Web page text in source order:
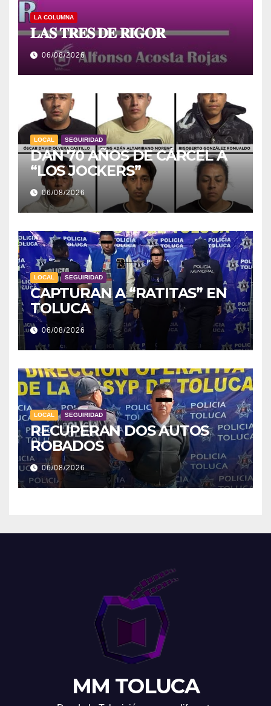
LA COLUMNA
𝐋𝐀𝐒 𝐓𝐑𝐄𝐒 𝐃𝐄 𝐑𝐈𝐆𝐎𝐑
06/08/2026
LOCAL SEGUIRIDAD
DAN 70 AÑOS DE CÁRCEL A
“LOS JOCKERS”
06/08/2026
LOCAL SEGUIRIDAD
CAPTURAN A “RATITAS” EN
TOLUCA
06/08/2026
LOCAL SEGUIRIDAD
RECUPERAN DOS AUTOS
ROBADOS
06/08/2026
MM TOLUCA